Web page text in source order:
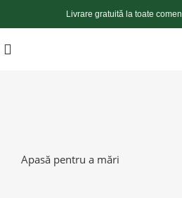
Livrare gratuită la toate
Apasă pentru a mări